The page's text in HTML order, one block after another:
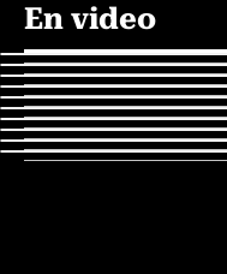
En video